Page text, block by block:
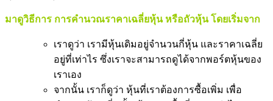
มาดูวิธีการ การคำนวณราคาเฉลี่ยหุ้น หรือถัวหุ้น โดยเริ่มจาก
เราดูว่า เรามีหุ้นเดิมอยู่จำนวนกี่หุ้น และราคาเฉลี่ย
อยู่ที่เท่าไร ซึ่งเราจะสามารถดูได้จากพอร์ตหุ้นของ
เราเอง
จากนั้น เราก็ดูว่า หุ้นที่เราต้องการซื้อเพิ่ม เพื่อ